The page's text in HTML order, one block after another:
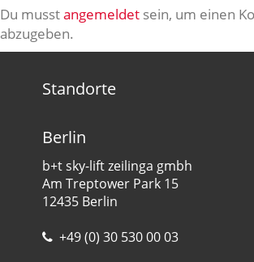
Du musstangemeldet sein, um einen
abzugeben.
Standorte
Berlin
b+t sky-lift zeilinga gmbh
Am Treptower Park 15
12435 Berlin
+49 (0) 30 530 00 03